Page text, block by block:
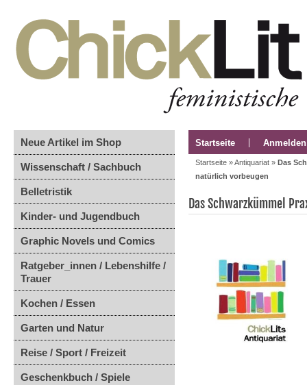
Neue Artikel im Shop
Wissenschaft / Sachbuch
Belletristik
Kinder- und Jugendbuch
Graphic Novels und Comics
Ratgeber_innen / Lebenshilfe /
Trauer
Kochen / Essen
Garten und Natur
Reise / Sport / Freizeit
Geschenkbuch / Spiele
Startseite Anmelden
Startseite »Antiquariat » Das
natürlich vorbeugen
Das Schwarzkümmel